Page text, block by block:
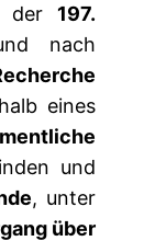
der 197.
nach
eines
und
, unter
über